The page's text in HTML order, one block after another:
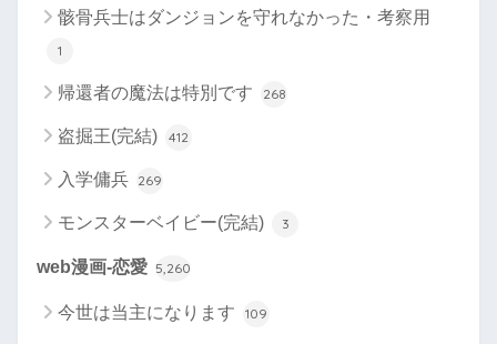
骸骨兵士はダンジョンを守れなかった・考察用
1
帰還者の魔法は特別です 268
盗掘王(完結) 412
入学傭兵 269
モンスターベイビー(完結) 3
web漫画-恋愛 5,260
今世は当主になります 109